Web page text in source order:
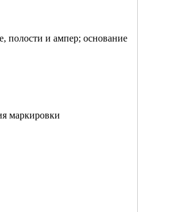
полости и ампер; основание
маркировки